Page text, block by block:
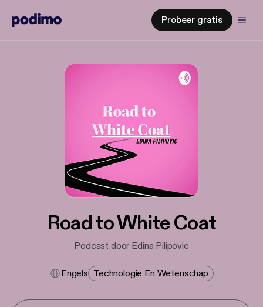
Probeer gratis
Road to White Coat
Podcast door Edina Pilipovic
Engels Technologie En Wetenschap